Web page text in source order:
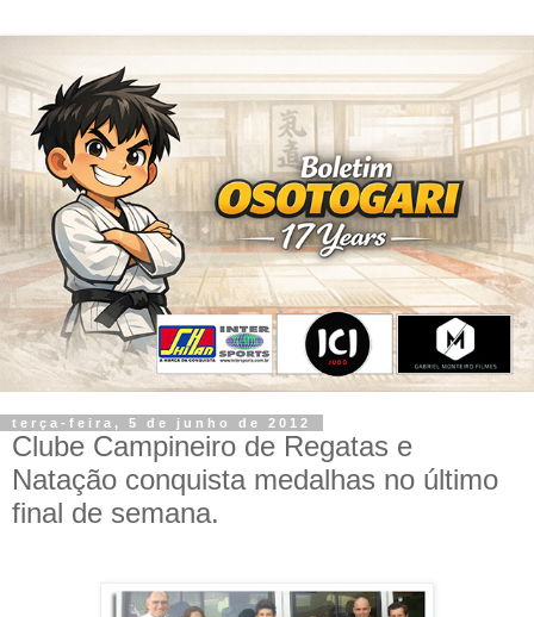
terça-feira, 5 de junho de 2012
Clube Campineiro de Regatas e
Natação conquista medalhas no último
final de semana.